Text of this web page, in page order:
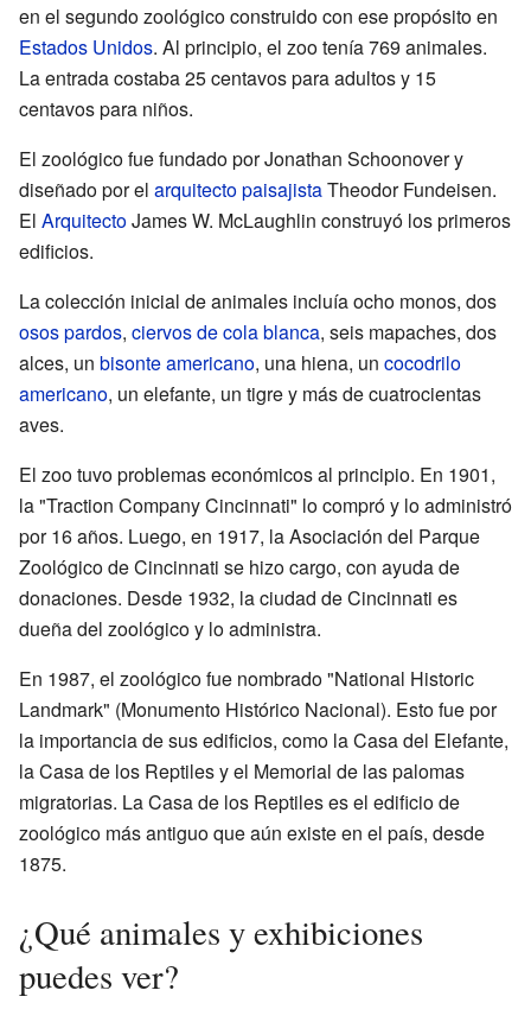
en el segundo zoológico construido con ese propósito en
Estados Unidos. Al principio, el zoo tenía 769 animales.
La entrada costaba 25 centavos para adultos y 15
centavos para niños.
El zoológico fue fundado por Jonathan Schoonover y
diseñado por el arquitecto paisajistaTheodor Fundeisen.
El ArquitectoJames W. McLaughlin construyó los primeros
edificios.
La colección inicial de animales incluía ocho monos, dos
osos pardos, ciervos de cola blanca, seis mapaches, dos
alces, un bisonte americano, una hiena, un cocodrilo
americano, un elefante, un tigre y más de cuatrocientas
aves.
El zoo tuvo problemas económicos al principio. En 1901,
la "Traction Company Cincinnati" lo compró y lo administró
por 16 años. Luego, en 1917, la Asociación del Parque
Zoológico de Cincinnati se hizo cargo, con ayuda de
donaciones. Desde 1932, la ciudad de Cincinnati es
dueña del zoológico y lo administra.
En 1987, el zoológico fue nombrado "National Historic
Landmark" (Monumento Histórico Nacional). Esto fue por
la importancia de sus edificios, como la Casa del Elefante,
la Casa de los Reptiles y el Memorial de las palomas
migratorias. La Casa de los Reptiles es el edificio de
zoológico más antiguo que aún existe en el país, desde
1875.
¿Qué animales y exhibiciones
puedes ver?